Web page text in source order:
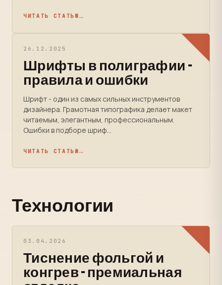
ЧИТАТЬ СТАТЬЮ
26.12.2025
Шрифты в полиграфии -
правила и ошибки
Шрифт - один из самых сильных инструментов
дизайнера. Грамотная типографика делает макет
читаемым, элегантным, профессиональным.
Ошибки в подборе шриф...
ЧИТАТЬ СТАТЬЮ
Технологии
03.04.2026
Тиснение фольгой и
конгрев - премиальная